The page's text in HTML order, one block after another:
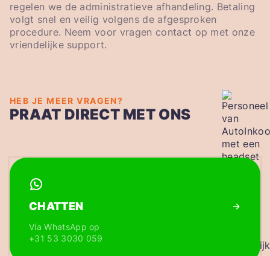
regelen we de administratieve afhandeling. Betaling
volgt snel en veilig volgens de afgesproken
procedure. Neem voor vragen contact op met onze
vriendelijke support.
HEB JE MEER VRAGEN?
PRAAT DIRECT MET ONS
CHATTEN
Via WhatsApp op
+31 53 3030 059